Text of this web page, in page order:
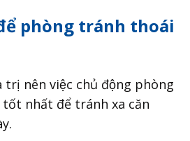
phòng tránh thoái
trị nên việc chủ động phòng
tốt nhất để tránh xa căn